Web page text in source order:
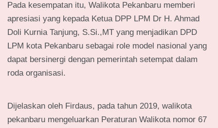
Pada kesempatan itu, Walikota Pekanbaru memberi
apresiasi yang kepada Ketua DPP LPM Dr H. Ahmad
Doli Kurnia Tanjung, S.Si.,MT yang menjadikan DPD
LPM kota Pekanbaru sebagai role model nasional yang
dapat bersinergi dengan pemerintah setempat dalam
roda organisasi.
Dijelaskan oleh Firdaus, pada tahun 2019, walikota
pekanbaru mengeluarkan Peraturan Walikota nomor 67